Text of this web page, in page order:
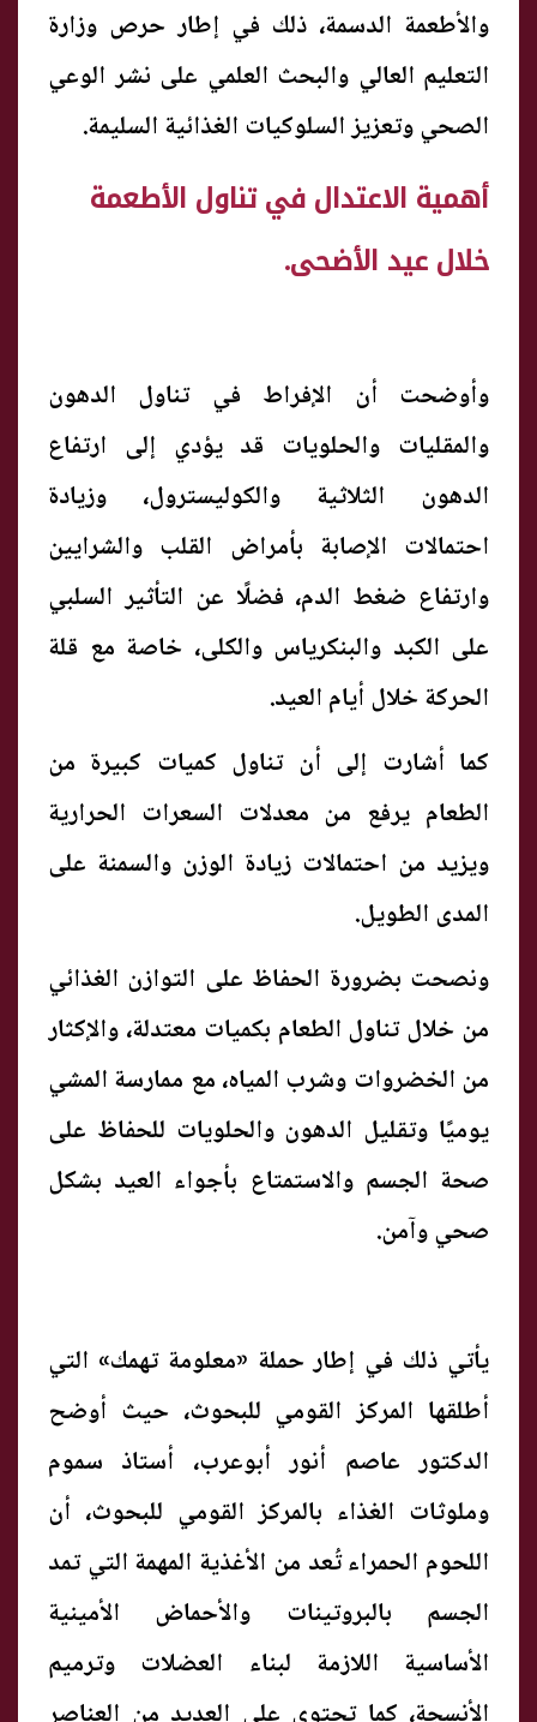
والأطعمة الدسمة، ذلك في إطار حرص وزارة
التعليم العالي والبحث العلمي على نشر الوعي
الصحي وتعزيز السلوكيات الغذائية السليمة.
أهمية الاعتدال في تناول الأطعمة
خلال عيد الأضحى.
وأوضحت أن الإفراط في تناول الدهون
والمقليات والحلويات قد يؤدي إلى ارتفاع
الدهون الثلاثية والكوليسترول، وزيادة
احتمالات الإصابة بأمراض القلب والشرايين
وارتفاع ضغط الدم، فضلًا عن التأثير السلبي
على الكبد والبنكرياس والكلى، خاصة مع قلة
الحركة خلال أيام العيد.
كما أشارت إلى أن تناول كميات كبيرة من
الطعام يرفع من معدلات السعرات الحرارية
ويزيد من احتمالات زيادة الوزن والسمنة على
المدى الطويل.
ونصحت بضرورة الحفاظ على التوازن الغذائي
من خلال تناول الطعام بكميات معتدلة، والإكثار
من الخضروات وشرب المياه، مع ممارسة المشي
يوميًا وتقليل الدهون والحلويات للحفاظ على
صحة الجسم والاستمتاع بأجواء العيد بشكل
صحي وآمن.
يأتي ذلك في إطار حملة «معلومة تهمك» التي
أطلقها المركز القومي للبحوث، حيث أوضح
الدكتور عاصم أنور أبوعرب، أستاذ سموم
وملوثات الغذاء بالمركز القومي للبحوث، أن
اللحوم الحمراء تُعد من الأغذية المهمة التي تمد
الجسم بالبروتينات والأحماض الأمينية
الأساسية اللازمة لبناء العضلات وترميم